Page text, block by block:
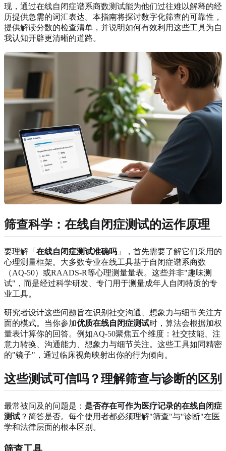
现，通过在线自闭症谱系商数测试能为他们过往难以解释的经
历提供急需的词汇表达。本指南将探讨数字化筛查的可靠性，
提供解读分数的检查清单，并说明如何有效利用这些工具为自
我认知开辟更清晰的道路。
筛查科学：在线自闭症测试的运作原理
要理解「 在线自闭症测试准确吗 」，首先需要了解它们采用的
心理测量框架。大多数专业在线工具基于自闭症谱系商数
（AQ-50）或RAADS-R等心理测量量表。这些并非"趣味测
试"，而是经过科学研发、专门用于测量成年人自闭特质的专
业工具。
研究者设计这些问题旨在识别社交沟通、想象力与细节关注方
面的模式。当你参加优质在线自闭症测试时，算法会根据加权
量表计算你的回答。例如AQ-50聚焦五个维度：社交技能、注
意力转换、沟通能力、想象力与细节关注。这些工具如同精密
的"镜子"，通过临床视角映射出你的行为倾向。
这些测试可信吗？理解筛查与诊断的区别
最常被问及的问题是： 是否存在可作为医疗记录的在线自闭症
测试 ？简答是否。每个使用者都必须理解"筛查"与"诊断"在医
学和法律层面的根本区别。
筛查工具